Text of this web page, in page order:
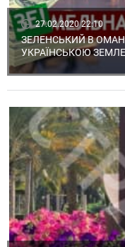
27.02.2020 22:10
ЗЕЛЕНСЬКИЙ В
УКРАЇНСЬКОЮ